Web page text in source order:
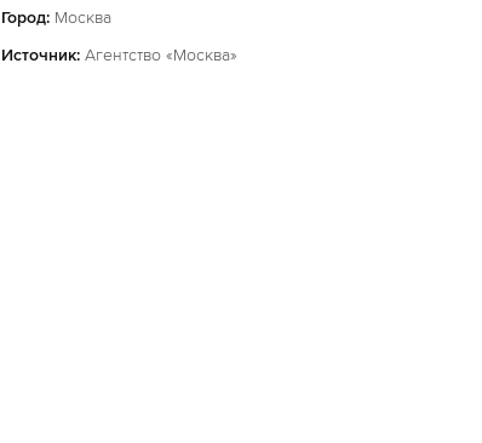
Город: Москва
Источник: Агентство «Москва»